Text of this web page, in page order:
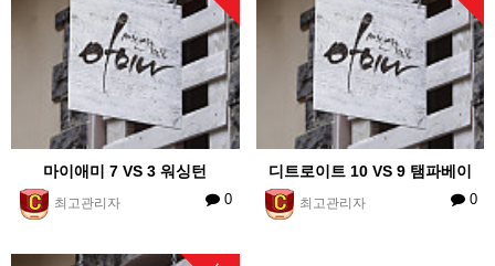
마이애미 7 VS 3 워싱턴
최고관리자 0
디트로이트 10 VS 9 탬파베이
최고관리자 0